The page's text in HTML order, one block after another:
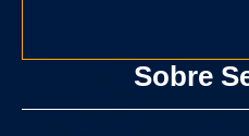
Sobre